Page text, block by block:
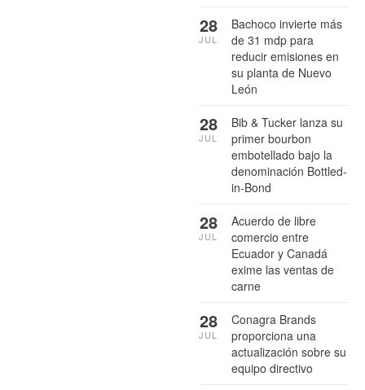
Bachoco invierte más
de 31 mdp para
reducir emisiones en
su planta de Nuevo
León
28
JUL
Bib & Tucker lanza su
primer bourbon
embotellado bajo la
denominación Bottled-
in-Bond
28
JUL
Acuerdo de libre
comercio entre
Ecuador y Canadá
exime las ventas de
carne
28
JUL
Conagra Brands
proporciona una
actualización sobre su
equipo directivo
28
JUL